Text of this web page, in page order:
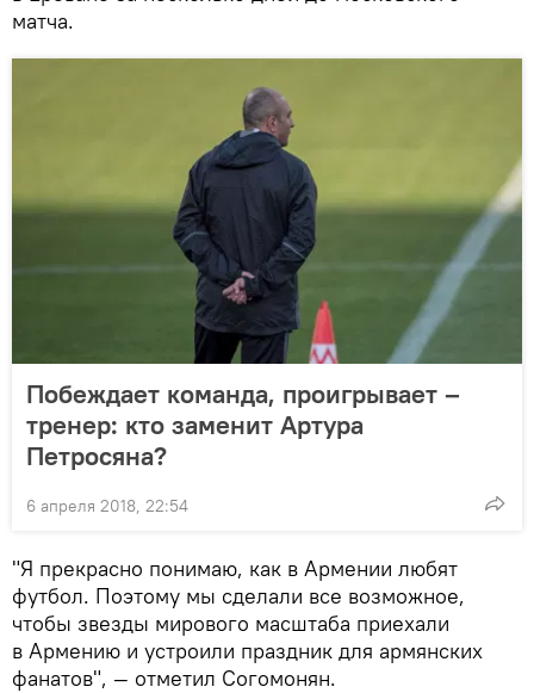
матча.
Побеждает команда, проигрывает –
тренер: кто заменит Артура
Петросяна?
6 апреля 2018, 22:54
"Я прекрасно понимаю, как в Армении любят
футбол. Поэтому мы сделали все возможное,
чтобы звезды мирового масштаба приехали
в Армению и устроили праздник для армянских
фанатов", — отметил Согомонян.